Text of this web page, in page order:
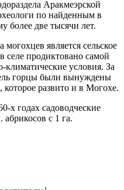
Аракмеэрской
по найденным в
более две тысячи лет.
является сельское
селе продиктовано самой
условия. За
горцы были вынуждены
которое развито и в Могохе.
х годах садоводческие
с 1 га.